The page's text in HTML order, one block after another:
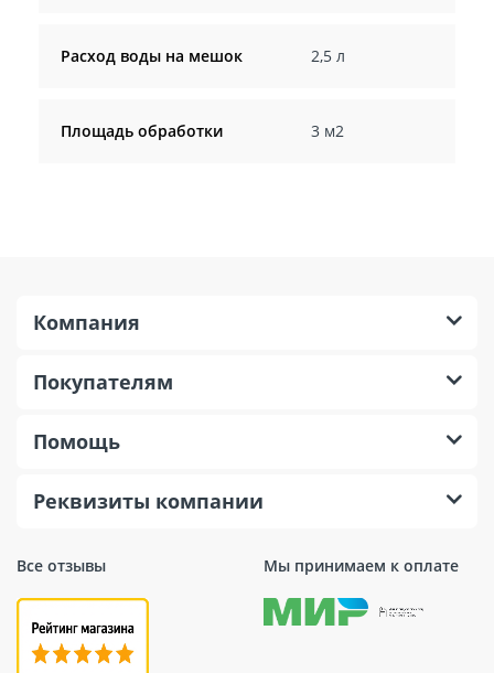
Расход воды на мешок 2,5 л
Площадь обработки 3 м2
Все отзывы Мы принимаем к оплате
Компания
Покупателям
Помощь
Реквизиты компании